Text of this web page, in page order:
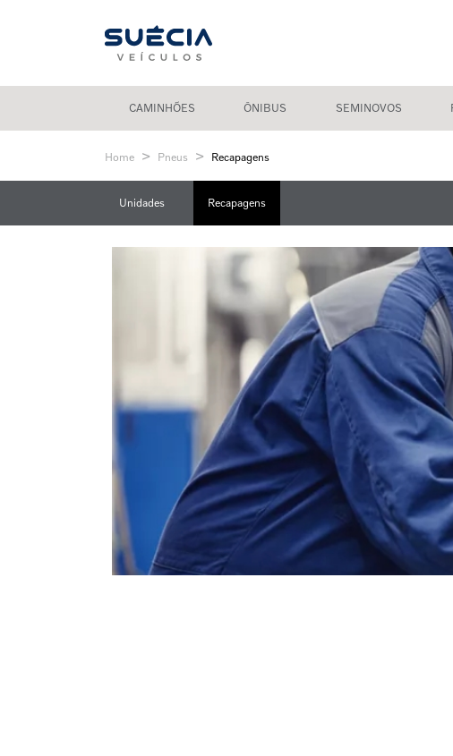
CAMINHÕES ÔNIBUS SEMINOVOS
Home Pneus Recapagens
Unidades Recapagens